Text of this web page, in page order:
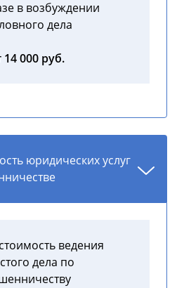
в возбуждении
дела
14 000 руб.
юридических услуг
ведения
дела по